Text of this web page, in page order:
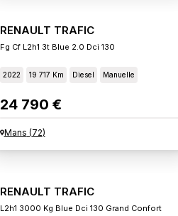
RENAULT TRAFIC
Fg Cf L2h1 3t Blue 2.0 Dci 130
2022 19 717 Km Diesel Manuelle
24 790 €
Mans (72)
RENAULT TRAFIC
L2h1 3000 Kg Blue Dci 130 Grand Confort